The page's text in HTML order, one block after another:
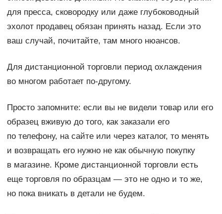
для пресса, сковородку или даже глубоководный
эхолот продавец обязан принять назад. Если это
ваш случай, почитайте, там много нюансов.
Для дистанционной торговли период охлаждения
во многом работает по-другому.
Просто запомните: если вы не видели товар или его
образец вживую до того, как заказали его
по телефону, на сайте или через каталог, то менять
и возвращать его нужно не как обычную покупку
в магазине. Кроме дистанционной торговли есть
еще торговля по образцам — это не одно и то же,
но пока вникать в детали не будем.